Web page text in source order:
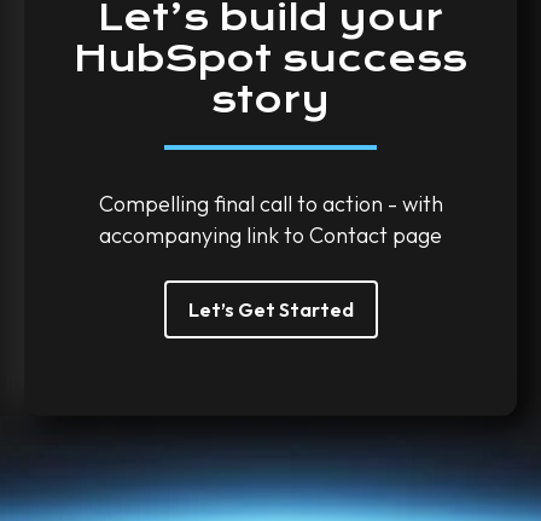
Let’s build your
HubSpot success
story
Compelling final call to action - with
accompanying link to Contact page
Let’s Get Started